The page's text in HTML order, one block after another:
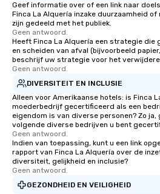
Geef informatie over of een link naar
Finca La Alquería inzake duurzaamheid
zijn gedeeld met het publiek.
Geen antwoord.
Heeft Finca La Alquería een strategie die
en scheiden van afval (bijvoorbeeld
beschrijf uw strategie voor het
Geen antwoord.
DIVERSITEIT EN INCLUSIE
Alleen voor Amerikaanse hotels: is Finca
moederbedrijf gecertificeerd als een
eigendom is van diverse personen? Zo
volgende diverse bedrijven u bent
Geen antwoord.
Indien van toepassing, kunt u een link
rapport van Finca La Alquería over de
diversiteit, gelijkheid en inclusie?
Geen antwoord.
GEZONDHEID EN VEILIGHEID